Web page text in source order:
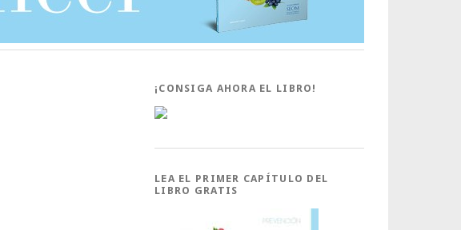
¡CONSIGA AHORA EL LIBRO!
LEA EL PRIMER CAPÍTULO DEL
LIBRO GRATIS